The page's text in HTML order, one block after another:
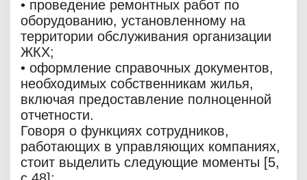
• проведение ремонтных работ по
оборудованию, установленному на
территории обслуживания организации
ЖКХ;
• оформление справочных документов,
необходимых собственникам жилья,
включая предоставление полноценной
отчетности.
Говоря о функциях сотрудников,
работающих в управляющих компаниях,
стоит выделить следующие моменты [5,